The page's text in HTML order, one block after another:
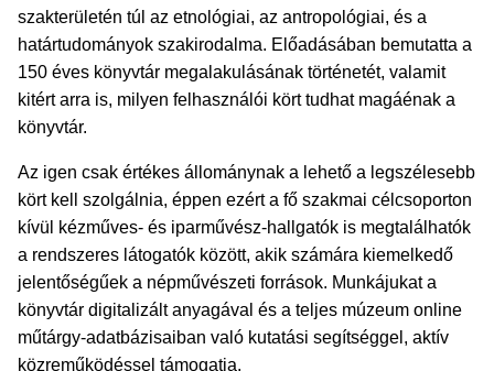
szakterületén túl az etnológiai, az antropológiai, és a
határtudományok szakirodalma. Előadásában bemutatta a
150 éves könyvtár megalakulásának történetét, valamit
kitért arra is, milyen felhasználói kört tudhat magáénak a
könyvtár.
Az igen csak értékes állománynak a lehető a legszélesebb
kört kell szolgálnia, éppen ezért a fő szakmai célcsoporton
kívül kézműves- és iparművész-hallgatók is megtalálhatók
a rendszeres látogatók között, akik számára kiemelkedő
jelentőségűek a népművészeti források. Munkájukat a
könyvtár digitalizált anyagával és a teljes múzeum online
műtárgy-adatbázisaiban való kutatási segítséggel, aktív
közreműködéssel támogatja.